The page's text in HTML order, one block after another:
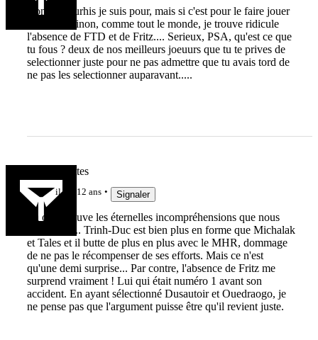
Bon, le bourhis je suis pour, mais si c'est pour le faire jouer
à l'aile.... Sinon, comme tout le monde, je trouve ridicule
l'absence de FTD et de Fritz.... Serieux, PSA, qu'est ce que
tu fous ? deux de nos meilleurs joeuurs que tu te prives de
selectionner juste pour ne pas admettre que tu avais tord de
ne pas les selectionner auparavant.....
Rouflaquettes
il y a 12 ans Signaler
Là on retrouve les éternelles incompréhensions que nous
offre PSA... Trinh-Duc est bien plus en forme que Michalak
et Tales et il butte de plus en plus avec le MHR, dommage
de ne pas le récompenser de ses efforts. Mais ce n'est
qu'une demi surprise... Par contre, l'absence de Fritz me
surprend vraiment ! Lui qui était numéro 1 avant son
accident. En ayant sélectionné Dusautoir et Ouedraogo, je
ne pense pas que l'argument puisse être qu'il revient juste.